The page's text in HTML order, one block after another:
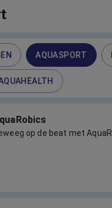
AQUASPORT
op de beat met